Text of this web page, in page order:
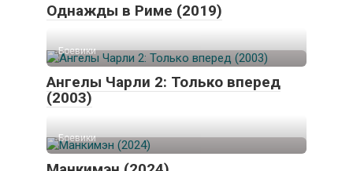
Однажды в Риме (2019)
Боевики
Ангелы Чарли 2: Только вперед
(2003)
Боевики